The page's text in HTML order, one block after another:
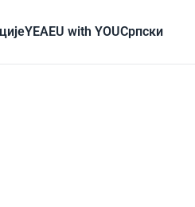
YEAEU with YOUCрпски